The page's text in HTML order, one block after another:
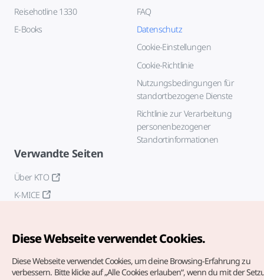
Reisehotline 1330
E-Books
FAQ
Datenschutz
Cookie-Einstellungen
Cookie-Richtlinie
Nutzungsbedingungen für
standortbezogene Dienste
Richtlinie zur Verarbeitung
personenbezogener
Standortinformationen
Verwandte Seiten
Über KTO
K-MICE
Diese Webseite verwendet Cookies.
Diese Webseite verwendet Cookies, um deine Browsing-Erfahrung zu
verbessern. Bitte klicke auf „Alle Cookies erlauben“, wenn du mit der